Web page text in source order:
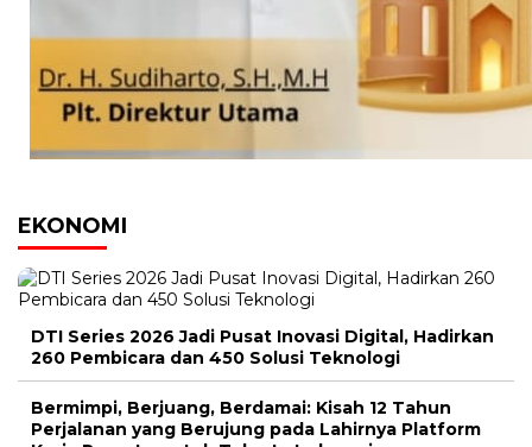
DTI Series 2026 Jadi Pusat Inovasi Digital, Hadirkan
260 Pembicara dan 450 Solusi Teknologi
Bermimpi, Berjuang, Berdamai: Kisah 12 Tahun
Hadir di Rakernas Inkopontren, PRUVIU
Perkenalkan Solusi Antikredit Macet
Intervensi Cepat dan Terukur
Gen Z Jadi Motor Utama Pertumbuhan Investasi
Emas Digital di Indonesia